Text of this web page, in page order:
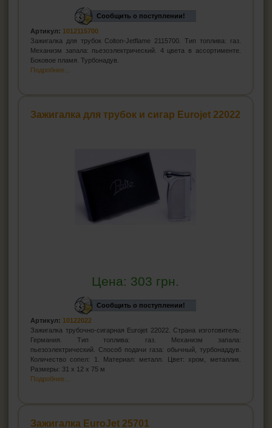
Сообщить о поступлении!
Артикул: 1012115700
Зажигалка для трубок Colton-Jetflame 2115700. Тип топлива: газ.
Механизм запала: пьезоэлектрический. 4 цвета в ассортименте.
Боковое пламя. Турбонадув.
Подробнее...
Зажигалка для трубок и сигар Eurojet 22022
Цена: 303 грн.
Сообщить о поступлении!
Артикул: 10122022
Зажигалка трубочно-сигарная Eurojet 22022. Страна изготовитель:
Германия. Тип топлива: газ. Механизм запала:
пьезоэлектрический. Способ подачи газа: обычный, турбонаддув.
Количество сопел: 1. Материал: металл. Цвет: хром, металлик.
Размеры: 31 x 12 x 75 м
Подробнее...
Зажигалка EuroJet 25701